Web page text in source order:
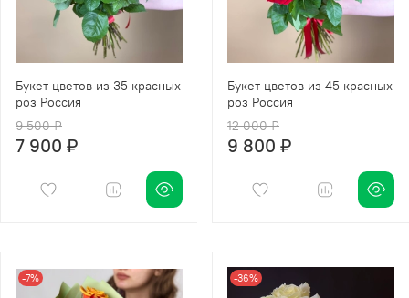
Букет цветов из 35 красных
роз Россия
9 500 ₽
7 900 ₽
Букет цветов из 45 красных
роз Россия
12 000 ₽
9 800 ₽
-7% -36%